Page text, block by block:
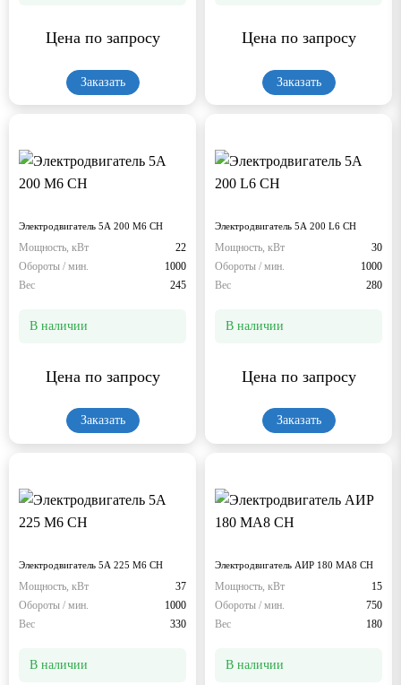
Цена по запросу
Заказать
Цена по запросу
Заказать
Электродвигатель 5А 200 М6 СН
Мощность, кВт
22
Обороты / мин.
1000
Вес
245
В наличии
Цена по запросу
Заказать
Электродвигатель 5А 200 L6 СН
Мощность, кВт
30
Обороты / мин.
1000
Вес
280
В наличии
Цена по запросу
Заказать
Электродвигатель 5А 225 М6 СН
Мощность, кВт
37
Обороты / мин.
1000
Вес
330
В наличии
Электродвигатель АИР 180 МА8 СН
Мощность, кВт
15
Обороты / мин.
750
Вес
180
В наличии